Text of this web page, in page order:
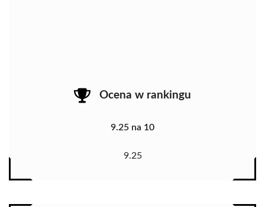
Ocena w rankingu
9.25 na 10
9.25